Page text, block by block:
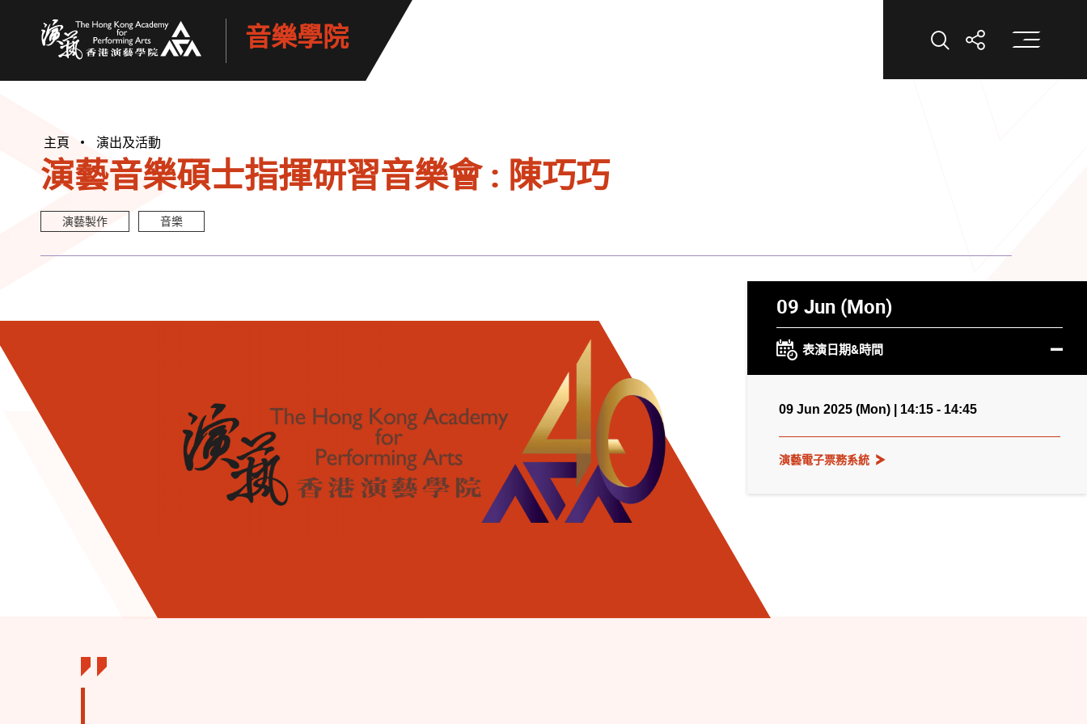
音樂學院 打開搜索打開分享打
主頁 演出及活動
演藝音樂碩士指揮研習音樂會 : 陳巧巧
演藝製作 音樂
09 Jun (Mon)
表演日期&時間
09 Jun 2025 (Mon) | 14:15 - 14:45
演藝電子票務系統